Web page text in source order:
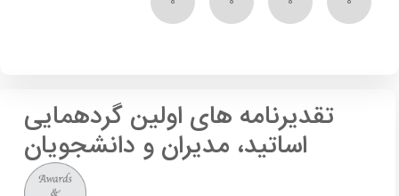
تقدیرنامه های اولین گردهمایی
اساتید، مدیران و دانشجویان